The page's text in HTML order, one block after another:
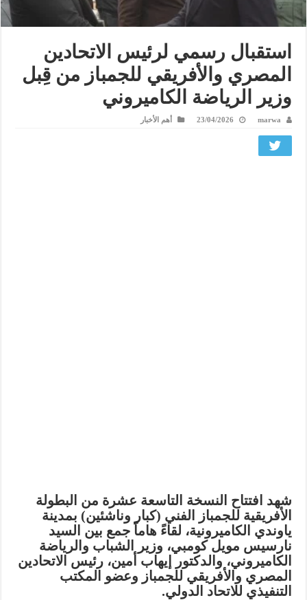
استقبال رسمي لرئيس الاتحادين
المصري والأفريقي للجمباز من قِبل
وزير الرياضة الكاميروني
marwa
23/04/2026 أهم الأخبار
شهد افتتاح النسخة التاسعة عشرة من البطولة
الأفريقية للجمباز الفني (كبار وناشئين) بمدينة
ياوندي الكاميرونية، لقاءً هاماً جمع بين السيد
نارسيس مويل كومبي، وزير الشباب والرياضة
الكاميروني، والدكتور
إيهاب أمين، رئيس الاتحادين
المصري والأفريقي للجمباز وعضو المكتب
التنفيذي للاتحاد الدولي.